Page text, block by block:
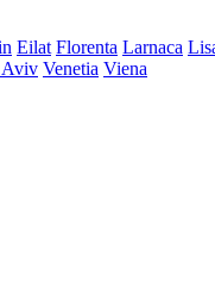
Eilat Florenta Larnaca
Aviv Venetia Viena